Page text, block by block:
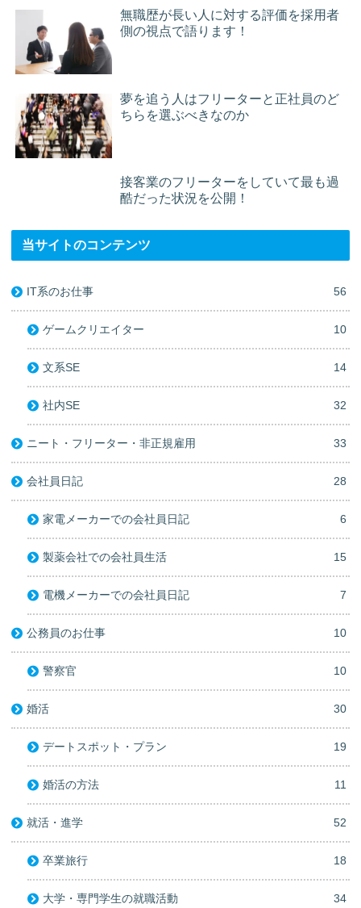
無職歴が長い人に対する評価を採用者
側の視点で語ります！
夢を追う人はフリーターと正社員のど
ちらを選ぶべきなのか
接客業のフリーターをしていて最も過
酷だった状況を公開！
当サイトのコンテンツ
IT系のお仕事 56
ゲームクリエイター 10
文系SE 14
社内SE 32
ニート・フリーター・非正規雇用 33
会社員日記 28
家電メーカーでの会社員日記 6
製薬会社での会社員生活 15
電機メーカーでの会社員日記 7
公務員のお仕事 10
警察官 10
婚活 30
デートスポット・プラン 19
婚活の方法 11
就活・進学 52
卒業旅行 18
大学・専門学生の就職活動 34